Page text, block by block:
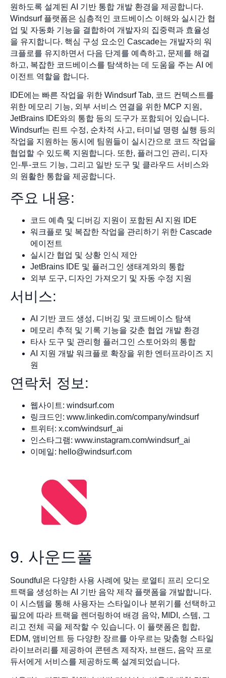
원하도록 설계된 AI 기반 통합 개발 환경을 제공합니다.
Windsurf 플랫폼은 심층적인 코드베이스 이해와 실시간 협
업 및 자동화 기능을 결합하여 개발자의 집중력과 효율성
을 유지합니다. 핵심 구성 요소인 Cascade는 개발자의 워
크플로를 유지하면서 다음 단계를 예측하고, 문제를 해결
하고, 복잡한 코드베이스를 탐색하는 데 도움을 주는 AI 에
이전트 역할을 합니다.
IDE에는 빠른 작업을 위한 Windsurf Tab, 코드 컨텍스트를
위한 메모리 기능, 외부 서비스 연결을 위한 MCP 지원,
JetBrains IDE와의 통합 등의 도구가 포함되어 있습니다.
Windsurf는 린트 수정, 순차적 사고, 터미널 명령 실행 등의
작업을 지원하는 동시에 팀원들이 실시간으로 코드 작업을
협업할 수 있도록 지원합니다. 또한, 플러그인 관리, 디자
인-투-코드 기능, 그리고 일반 도구 및 클라우드 서비스와
의 원활한 통합을 제공합니다.
주요 내용:
코드 예측 및 디버깅 지원이 포함된 AI 지원 IDE
워크플로 및 복잡한 작업을 관리하기 위한 Cascade
에이전트
실시간 협업 및 상황 인식 제안
JetBrains IDE 및 플러그인 생태계와의 통합
외부 도구, 디자인 가져오기 및 자동 수정 지원
서비스:
AI 기반 코드 생성, 디버깅 및 코드베이스 탐색
메모리 추적 및 기록 기능을 갖춘 협업 개발 환경
타사 도구 및 관리형 플러그인 스토어와의 통합
AI 지원 개발 워크플로 확장을 위한 엔터프라이즈 지
원
연락처 정보:
웹사이트: windsurf.com
링크드인: www.linkedin.com/company/windsurf
트위터: x.com/windsurf_ai
인스타그램: www.instagram.com/windsurf_ai
이메일: hello@windsurf.com
9. 사운드풀
Soundful은 다양한 사용 사례에 맞는 로열티 프리 오디오
트랙을 생성하는 AI 기반 음악 제작 플랫폼을 개발합니다.
이 시스템을 통해 사용자는 스타일이나 분위기를 선택하고
필요에 따라 트랙을 렌더링하여 배경 음악, MIDI, 스템, 그
리고 전체 곡을 제작할 수 있습니다. 이 플랫폼은 힙합,
EDM, 앰비언트 등 다양한 장르를 아우르는 맞춤형 스타일
라이브러리를 제공하여 콘텐츠 제작자, 브랜드, 음악 프로
듀서에게 서비스를 제공하도록 설계되었습니다.